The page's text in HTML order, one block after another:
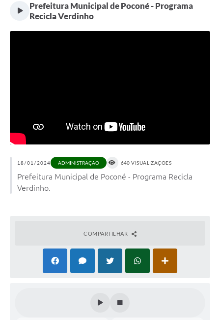
Prefeitura Municipal de Poconé - Programa
Recicla Verdinho
18/01/2024 ADMINISTRAÇÃO 640 VISUALIZAÇÕES
Prefeitura Municipal de Poconé - Programa Recicla
Verdinho.
COMPARTILHAR